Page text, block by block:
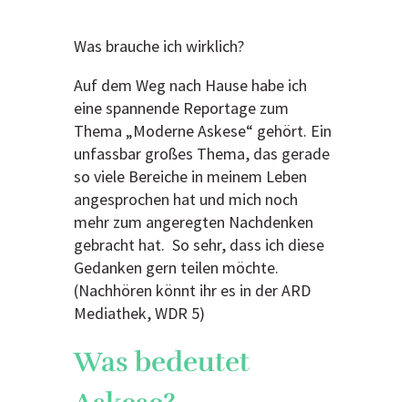
Was brauche ich wirklich?
Auf dem Weg nach Hause habe ich
eine spannende Reportage zum
Thema „Moderne Askese“ gehört. Ein
unfassbar großes Thema, das gerade
so viele Bereiche in meinem Leben
angesprochen hat und mich noch
mehr zum angeregten Nachdenken
gebracht hat. So sehr, dass ich diese
Gedanken gern teilen möchte.
(Nachhören könnt ihr es in der ARD
Mediathek, WDR 5)
Was bedeutet